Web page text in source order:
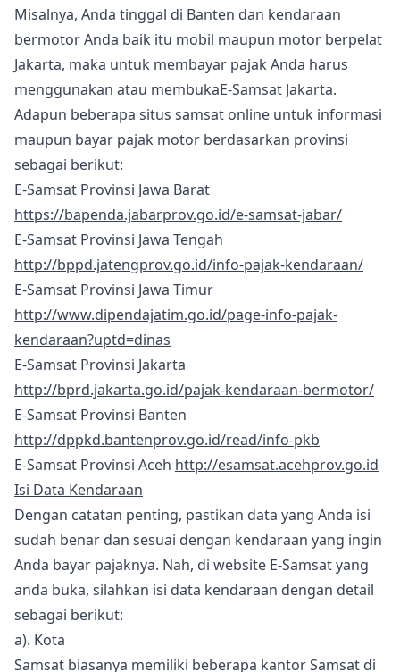
Misalnya, Anda tinggal di Banten dan kendaraan
bermotor Anda baik itu mobil maupun motor berpelat
Jakarta, maka untuk membayar pajak Anda harus
menggunakan atau membukaE-Samsat Jakarta.
Adapun beberapa situs samsat online untuk informasi
maupun bayar pajak motor berdasarkan provinsi
sebagai berikut:
E-Samsat Provinsi Jawa Barat
https://bapenda.jabarprov.go.id/e-samsat-jabar/
E-Samsat Provinsi Jawa Tengah
http://bppd.jatengprov.go.id/info-pajak-kendaraan/
E-Samsat Provinsi Jawa Timur
http://www.dipendajatim.go.id/page-info-pajak-
kendaraan?uptd=dinas
E-Samsat Provinsi Jakarta
http://bprd.jakarta.go.id/pajak-kendaraan-bermotor/
E-Samsat Provinsi Banten
http://dppkd.bantenprov.go.id/read/info-pkb
E-Samsat Provinsi Aceh http://esamsat.acehprov.go.id
Isi Data Kendaraan
Dengan catatan penting, pastikan data yang Anda isi
sudah benar dan sesuai dengan kendaraan yang ingin
Anda bayar pajaknya. Nah, di website E-Samsat yang
anda buka, silahkan isi data kendaraan dengan detail
sebagai berikut:
a). Kota
Samsat biasanya memiliki beberapa kantor Samsat di